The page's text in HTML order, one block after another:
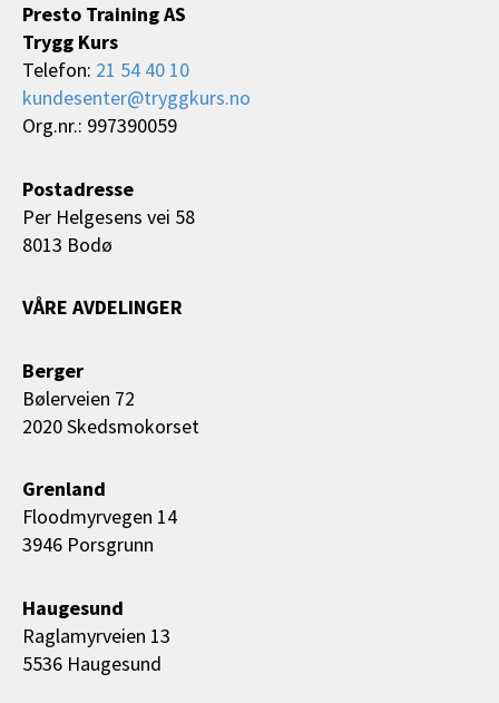
Presto Training AS
Trygg Kurs
Telefon: 21 54 40 10
kundesenter@tryggkurs.no
Org.nr.: 997390059
Postadresse
Per Helgesens vei 58
8013 Bodø
VÅRE AVDELINGER
Berger
Bølerveien 72
2020 Skedsmokorset
Grenland
Floodmyrvegen 14
3946 Porsgrunn
Haugesund
Raglamyrveien 13
5536 Haugesund